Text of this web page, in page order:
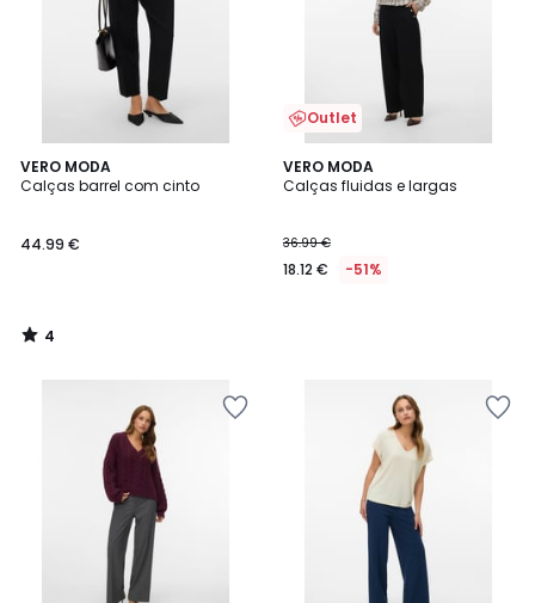
VERO MODA
Calças barrel com cinto
44.99 €
4
/
4
/
Outlet
VERO MODA
Calças fluidas e largas
36.99 €
18.12 € -51%